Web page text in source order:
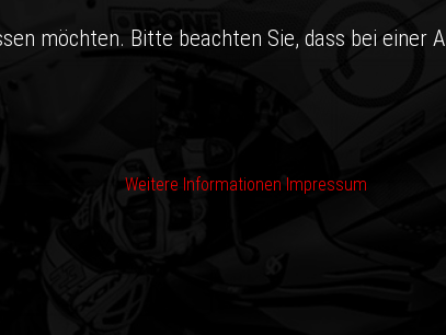
möchten. Bitte beachten Sie, dass bei
Weitere Informationen Impressum